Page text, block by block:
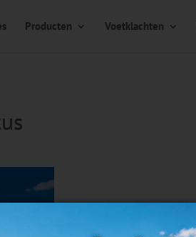
Producten Voetklachten